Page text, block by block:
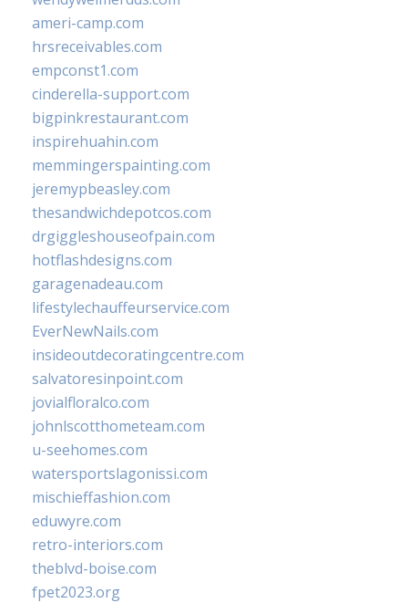
ameri-camp.com
hrsreceivables.com
empconst1.com
cinderella-support.com
bigpinkrestaurant.com
inspirehuahin.com
memmingerspainting.com
jeremypbeasley.com
thesandwichdepotcos.com
drgiggleshouseofpain.com
hotflashdesigns.com
garagenadeau.com
lifestylechauffeurservice.com
EverNewNails.com
insideoutdecoratingcentre.com
salvatoresinpoint.com
jovialfloralco.com
johnlscotthometeam.com
u-seehomes.com
watersportslagonissi.com
mischieffashion.com
eduwyre.com
retro-interiors.com
theblvd-boise.com
fpet2023.org